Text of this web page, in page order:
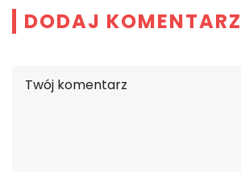
DODAJ KOMENTARZ